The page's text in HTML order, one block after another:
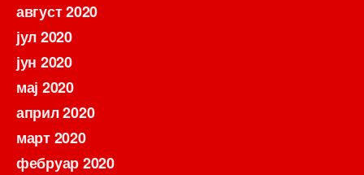
август 2020
јул 2020
јун 2020
мај 2020
април 2020
март 2020
фебруар 2020